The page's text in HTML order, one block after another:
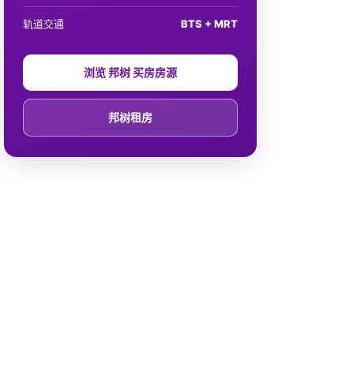
轨道交通 BTS + MRT
浏览 邦树 买房房源
邦树租房